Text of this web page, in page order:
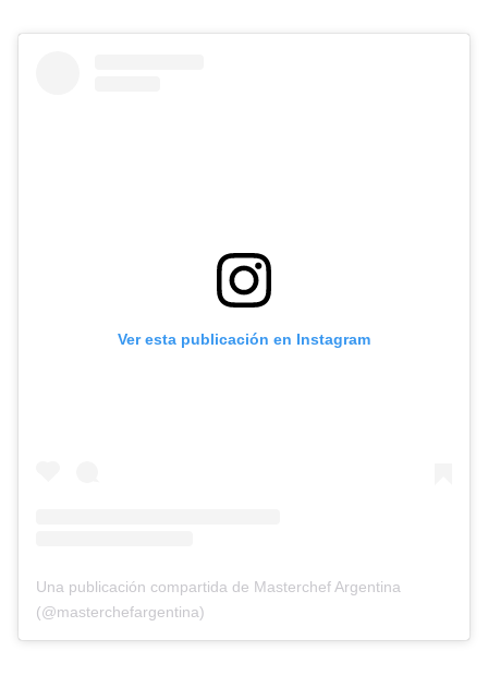
Ver esta publicación en Instagram
Una publicación compartida de Masterchef Argentina
(@masterchefargentina)